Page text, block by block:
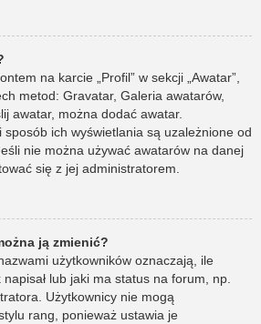
na karcie „Profil” w sekcji „Awatar”,
metod: Gravatar, Galeria awatarów,
awatar, można dodać awatar.
ich wyświetlania są uzależnione od
nie można używać awatarów na danej
się z jej administratorem.
ją zmienić?
użytkowników oznaczają, ile
lub jaki ma status na forum, np.
Użytkownicy nie mogą
rang, ponieważ ustawia je